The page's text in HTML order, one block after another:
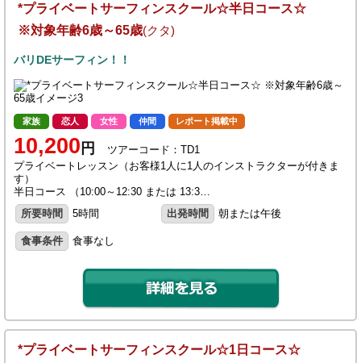
*プライベートサーフィンスクール☆半日コース☆
※対象年齢6歳～65歳(クタ)
バリDEサーフィン！！
家族 恋人 女性 仲間 レポート掲載中
10,200 円
ツアーコード：TD1
プライベートレッスン（お客様1人に1人のインストラクターが付きま
す）
半日コース （10:00～12:30 または 13:3…
所要時間
5時間 出発時間 朝または午後
食事条件 食事なし
*プライベートサーフィンスクール☆1日コース☆